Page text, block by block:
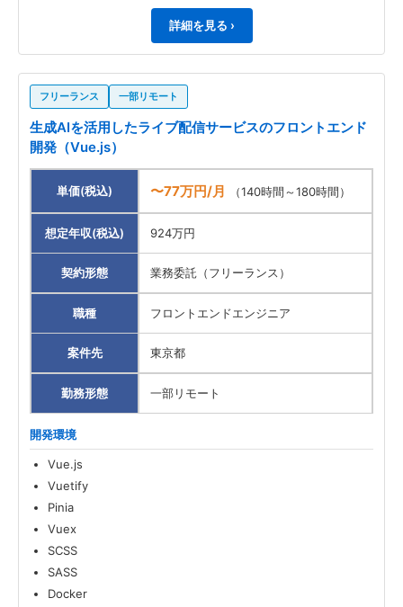
詳細を見る ›
フリーランス 一部リモート
生成AIを活用したライブ配信サービスのフロントエンド
開発（Vue.js）
単価(税込) 〜77万円/月 （140時間～180時間）
想定年収(税込) 924万円
契約形態 業務委託（フリーランス）
職種 フロントエンドエンジニア
案件先 東京都
勤務形態 一部リモート
開発環境
Vue.js
Vuetify
Pinia
Vuex
SCSS
SASS
Docker